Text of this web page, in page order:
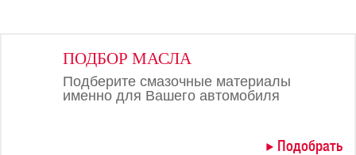
ПОДБОР МАСЛА
Подберите смазочные материалы
именно для Вашего автомобиля
Подобрать